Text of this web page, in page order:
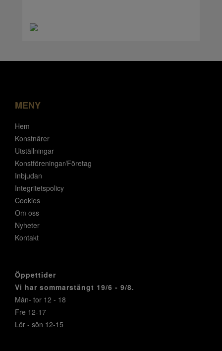
MENY
Hem
Konstnärer
Utställningar
Konstföreningar/Företag
Inbjudan
Integritetspolicy
Cookies
Om oss
Nyheter
Kontakt
Öppettider
Vi har sommarstängt 19/6 - 9/8.
Mån- tor 12 - 18
Fre 12-17
Lör - sön 12-15